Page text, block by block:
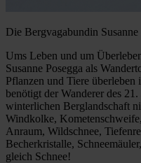
Die Bergvagabundin Susanne
Ums Leben und um
Susanne Posegga als
Pflanzen und Tiere überleben
benötigt der Wanderer des
winterlichen Berglandschaft
Windkolke,
Anraum, Wildschnee,
Becherkristalle,
gleich Schnee!